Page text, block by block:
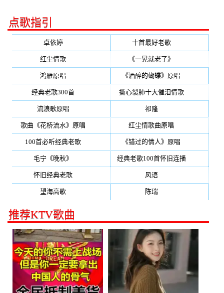
点歌指引
卓依婷(350) 十首最好老歌(300)
红尘情歌 《一晃就老了》
鸿雁原唱 《酒醉的蝴蝶》原唱
经典老歌300首 撕心裂肺十大催泪情歌(195)
流浪歌原唱 祁隆(188)
歌曲《花桥流水》原唱 红尘情歌曲原唱
100首必听经典老歌 《错过的情人》原唱
毛宁《晚秋》 经典老歌100首怀旧连播(134)
怀旧经典老歌 风语(132)
望海高歌 陈瑞(128)
推荐KTV歌曲